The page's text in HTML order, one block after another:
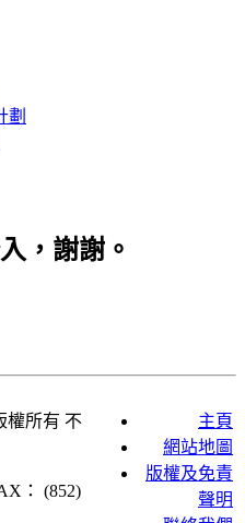
劃
，謝謝。
權所有 不
： (852)
主頁
網站地圖
版權及免責
聲明